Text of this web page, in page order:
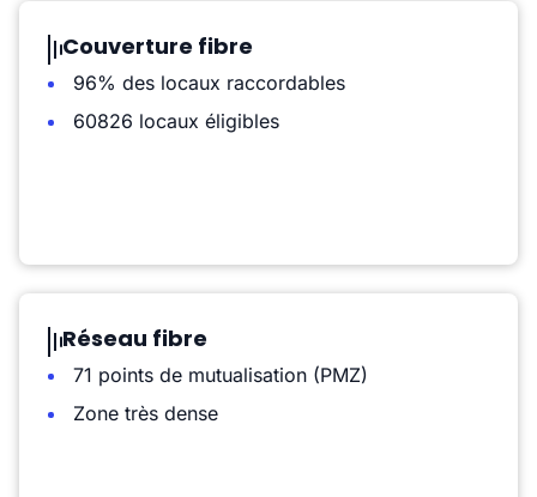
Couverture fibre
96% des locaux raccordables
60826 locaux éligibles
Réseau fibre
71 points de mutualisation (PMZ)
Zone très dense